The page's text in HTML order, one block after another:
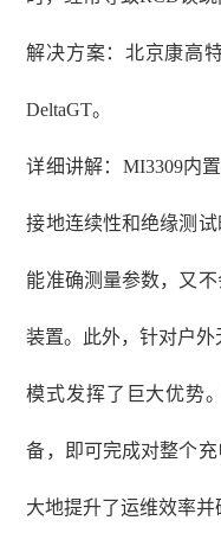
解决方案：北京康高
DeltaGT。
详细讲解： MI3309内
接地连续性和绝缘测
能准确测量参数，又
装置。此外，针对户
模式发挥了巨大优势
备，即可完成对整个
大地提升了运维效率并